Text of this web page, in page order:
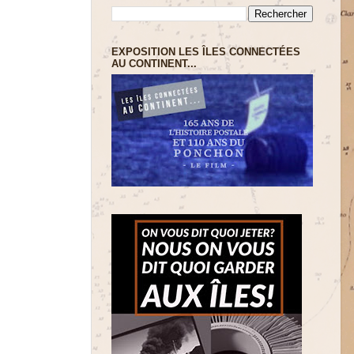
EXPOSITION LES ÎLES CONNECTÉES
AU CONTINENT...